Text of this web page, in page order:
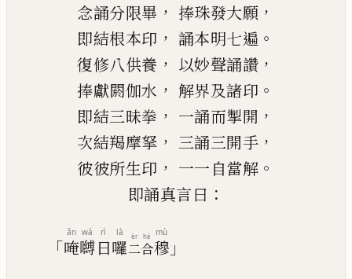
念誦分限畢 ， 捧珠發大願 ，
即結根本印 ， 誦本明七遍 。
復修八供養 ， 以妙聲誦讚 ，
捧獻閼伽水 ， 解界及諸印 。
即結三昧拳 ， 一誦而掣開 ，
次結羯摩拏 ， 三誦三開手 ，
彼彼所生印 ， 一一自當解 。
即誦真言曰 ：
「唵
ǎn
嚩
wá
日
rì
囉
là
二
èr
合
hé
穆
mù
」